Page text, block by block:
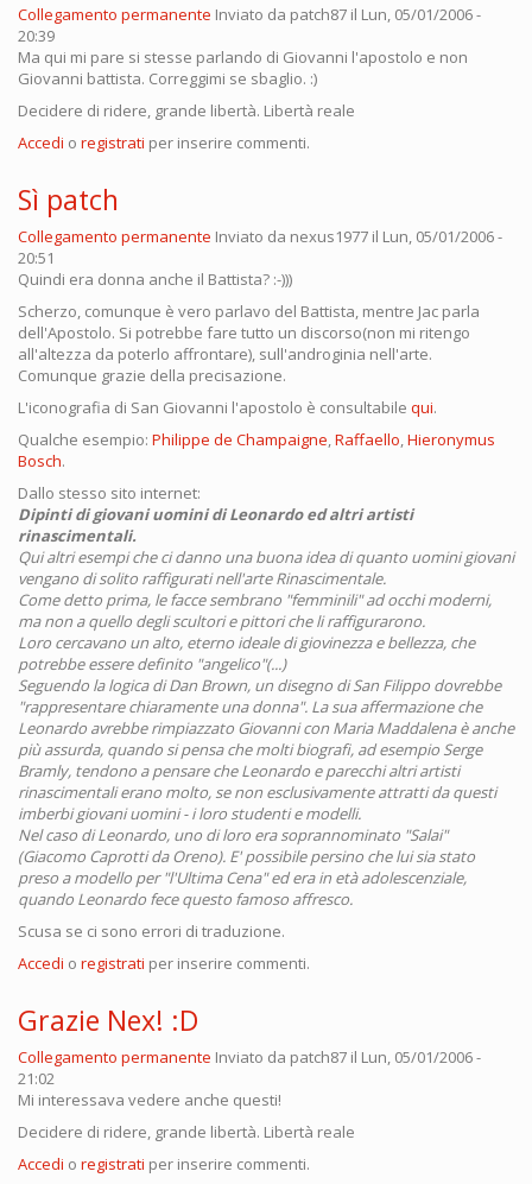
Collegamento permanente Inviato da patch87 il Lun, 05/01/2006 -
20:39
Ma qui mi pare si stesse parlando di Giovanni l'apostolo e non
Giovanni battista. Correggimi se sbaglio. :)
Decidere di ridere, grande libertà. Libertà reale
Accedi o registrati per inserire commenti.
Sì patch
Collegamento permanente Inviato da nexus1977 il Lun, 05/01/2006 -
20:51
Quindi era donna anche il Battista? :-)))
Scherzo, comunque è vero parlavo del Battista, mentre Jac parla
dell'Apostolo. Si potrebbe fare tutto un discorso(non mi ritengo
all'altezza da poterlo affrontare), sull'androginia nell'arte.
Comunque grazie della precisazione.
L'iconografia di San Giovanni l'apostolo è consultabile qui.
Qualche esempio: Philippe de Champaigne,Raffaello,Hieronymus
Bosch.
Dallo stesso sito internet:
Dipinti di giovani uomini di Leonardo ed altri artisti
rinascimentali.
Qui altri esempi che ci danno una buona idea di quanto uomini giovani
vengano di solito raffigurati nell'arte Rinascimentale.
Come detto prima, le facce sembrano "femminili" ad occhi moderni,
ma non a quello degli scultori e pittori che li raffigurarono.
Loro cercavano un alto, eterno ideale di giovinezza e bellezza, che
potrebbe essere definito "angelico"(...)
Seguendo la logica di Dan Brown, un disegno di San Filippo dovrebbe
"rappresentare chiaramente una donna". La sua affermazione che
Leonardo avrebbe rimpiazzato Giovanni con Maria Maddalena è anche
più assurda, quando si pensa che molti biografi, ad esempio Serge
Bramly, tendono a pensare che Leonardo e parecchi altri artisti
rinascimentali erano molto, se non esclusivamente attratti da questi
imberbi giovani uomini - i loro studenti e modelli.
Nel caso di Leonardo, uno di loro era soprannominato "Salai"
(Giacomo Caprotti da Oreno). E' possibile persino che lui sia stato
preso a modello per "l'Ultima Cena" ed era in età adolescenziale,
quando Leonardo fece questo famoso affresco.
Scusa se ci sono errori di traduzione.
Accedi o registrati per inserire commenti.
Grazie Nex! :D
Collegamento permanente Inviato da patch87 il Lun, 05/01/2006 -
21:02
Mi interessava vedere anche questi!
Decidere di ridere, grande libertà. Libertà reale
Accedi o registrati per inserire commenti.